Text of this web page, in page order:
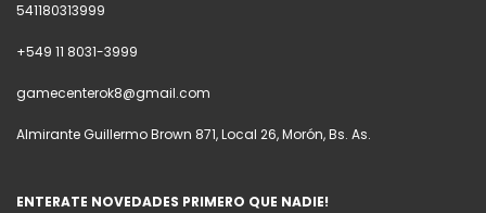
541180313999
+549 11 8031-3999
gamecenterok8@gmail.com
Almirante Guillermo Brown 871, Local 26, Morón, Bs. As.
ENTERATE NOVEDADES PRIMERO QUE NADIE!